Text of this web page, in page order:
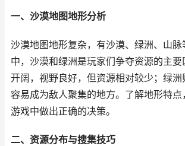
一、沙漠地图地形分析
沙漠地图地形复杂，有沙漠、绿洲、山
中，沙漠和绿洲是玩家们争夺资源的主
开阔，视野良好，但资源相对较少；绿洲
容易成为敌人聚集的地方。了解地形特
游戏中做出正确的决策。
二、资源分布与搜集技巧